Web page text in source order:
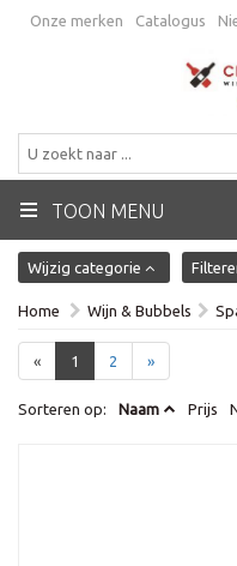
Onze merken Catalogus
TOON MENU
Wijzig categorie
Home Wijn & Bubbels
« 1 2 »
Sorteren op: Naam Prijs